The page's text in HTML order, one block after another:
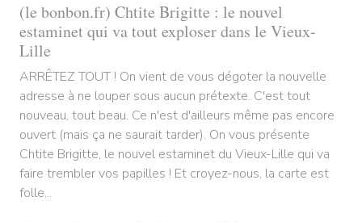
(le bonbon.fr) Chtite Brigitte : le nouvel
estaminet qui va tout exploser dans le Vieux-
Lille
ARRÊTEZ TOUT ! On vient de vous dégoter la nouvelle
adresse à ne louper sous aucun prétexte. C'est tout
nouveau, tout beau. Ce n'est d'ailleurs même pas encore
ouvert (mais ça ne saurait tarder). On vous présente
Chtite Brigitte, le nouvel estaminet du Vieux-Lille qui va
faire trembler vos papilles ! Et croyez-nous, la carte est
folle...